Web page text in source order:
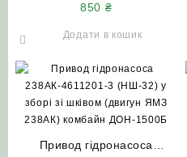
комбайн ДОН-1500
850 ₴
Додати в кошик
Привод гідронасоса